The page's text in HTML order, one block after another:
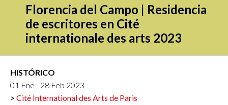
Florencia del Campo | Residencia
de escritores en Cité
internationale des arts 2023
HISTÓRICO
01 Ene - 28 Feb 2023
Cité International des Arts de Paris